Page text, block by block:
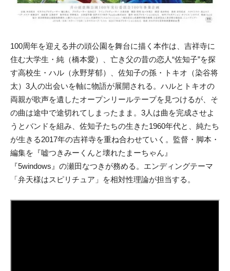
100周年を迎える井の頭公園を舞台に描く本作は、吉祥寺に
住む大学生・純（橋本愛）、亡き父の昔の恋人“佐知子”を探
す高校生・ハル（永野芽郁）、佐知子の孫・トキオ（染谷将
太）3人の出会いを軸に物語が展開される。ハルとトキオの
両親が歌声を遺したオープンリールテープを見つけるが、そ
の曲は途中で途切れてしまったまま。3人は曲を完成させよ
うとバンドを組み、佐知子たちの生きた1960年代と、純たち
が生きる2017年の吉祥寺を重ね合わせていく。監督・脚本・
編集を『嘘つきみーくんと壊れたまーちゃん』
『5windows』の瀬田なつきが務める。エンディングテーマ
「弁天様はスピリチュア」を相対性理論が担当する。